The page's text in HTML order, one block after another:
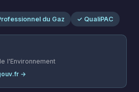
du Gaz ✓ QualiPAC
l'Environnement
→